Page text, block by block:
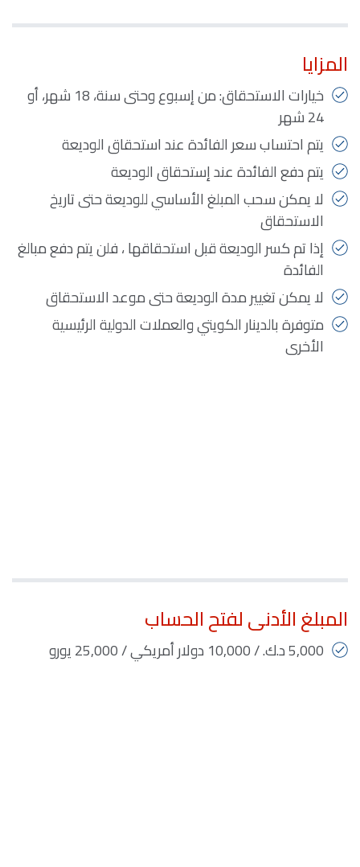
المزايا
خيارات الاستحقاق: من إسبوع وحتى سنة، 18 شهر، أو
24 شهر
يتم احتساب سعر الفائدة عند استحقاق الوديعة
يتم دفع الفائدة عند إستحقاق الوديعة
لا يمكن سحب المبلغ الأساسي للوديعة حتى تاريخ
الاستحقاق
إذا تم كسر الوديعة قبل استحقاقها ، فلن يتم دفع مبالغ
الفائدة
لا يمكن تغيير مدة الوديعة حتى موعد الاستحقاق
متوفرة بالدينار الكويتي والعملات الدولية الرئيسية
الأخرى
المبلغ الأدنى لفتح الحساب
5,000 د.ك. / 10,000 دولار أمريكي / 25,000 يورو